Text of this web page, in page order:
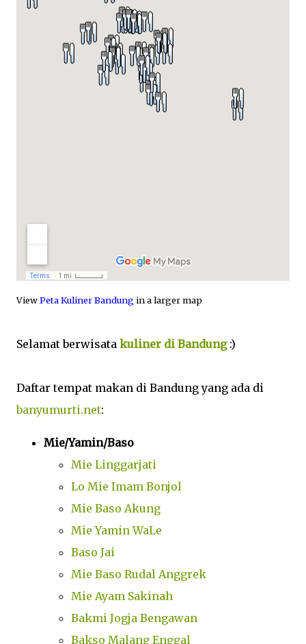
ViewPeta Kuliner Bandung in a larger map
Selamat berwisata kuliner di Bandung:)
Daftar tempat makan di Bandung yang ada di
banyumurti.net:
Mie/Yamin/Baso
Mie Linggarjati
Lo Mie Imam Bonjol
Mie Baso Akung
Mie Yamin WaLe
Baso Jai
Mie Baso Rudal Anggrek
Mie Ayam Sakinah
Bakmi Jogja Bengawan
Bakso Malang Enggal